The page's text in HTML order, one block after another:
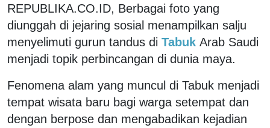
REPUBLIKA.CO.ID, Berbagai foto yang
diunggah di jejaring sosial menampilkan salju
menyelimuti gurun tandus di Tabuk Arab Saudi
menjadi topik perbincangan di dunia maya.
Fenomena alam yang muncul di Tabuk menjadi
tempat wisata baru bagi warga setempat dan
dengan berpose dan mengabadikan kejadian